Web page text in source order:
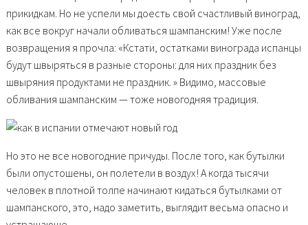
прикидкам. Но не успели мы доесть свой счастливый виноград,
как все вокруг начали обливаться шампанским! Уже после
возвращения я прочла: «Кстати, остатками винограда испанцы
будут швыряться в разные стороны: для них праздник без
швыряния продуктами не праздник. » Видимо, массовые
обливания шампанским — тоже новогодняя традиция.
Но это не все новогодние причуды. После того, как бутылки
были опустошены, он полетели в воздух! А когда тысячи
человек в плотной толпе начинают кидаться бутылками от
шампанского, это, надо заметить, выглядит весьма опасно и